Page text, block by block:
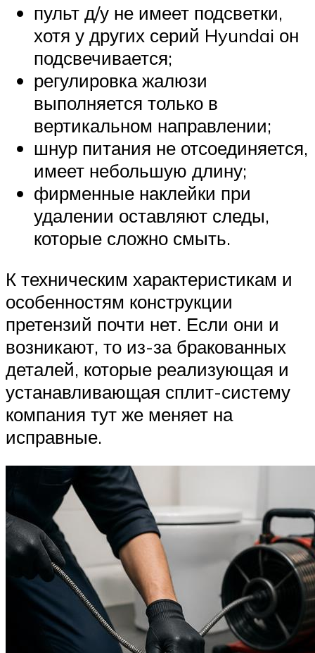
пульт д/у не имеет подсветки,
хотя у других серий Hyundai он
подсвечивается;
регулировка жалюзи
выполняется только в
вертикальном направлении;
шнур питания не отсоединяется,
имеет небольшую длину;
фирменные наклейки при
удалении оставляют следы,
которые сложно смыть.
К техническим характеристикам и
особенностям конструкции
претензий почти нет. Если они и
возникают, то из-за бракованных
деталей, которые реализующая и
устанавливающая сплит-систему
компания тут же меняет на
исправные.